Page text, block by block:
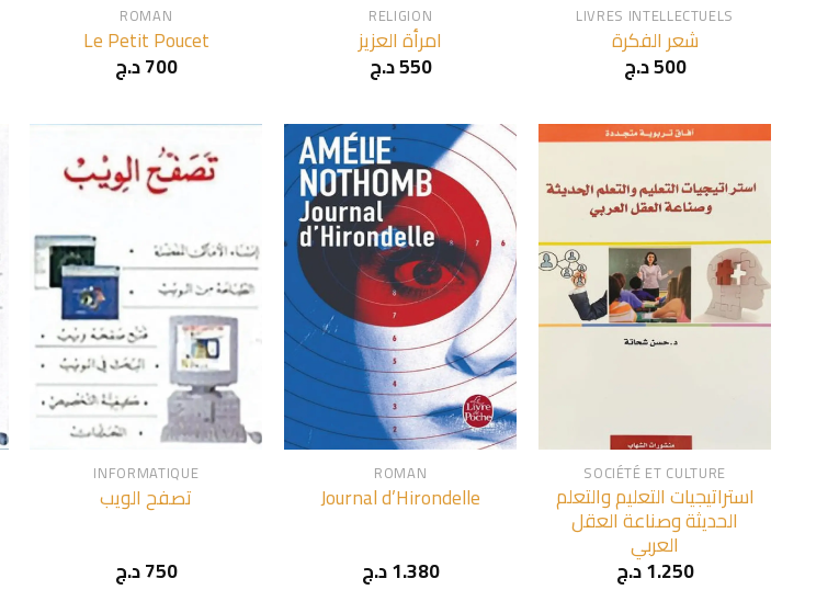
ROMAN
Le Petit Poucet
700د.ج
RELIGION
امرأة العزيز
550د.ج
LIVRES INTELLECTUELS
شعر الفكرة
500د.ج
INFORMATIQUE
تصفح الويب
750د.ج
+
ROMAN
Journal d’Hirondelle
1.380د.ج
SOCIÉTÉ ET CULTURE
استراتيجيات التعليم والتعلم
الحديثة وصناعة العقل
العربي
1.250د.ج